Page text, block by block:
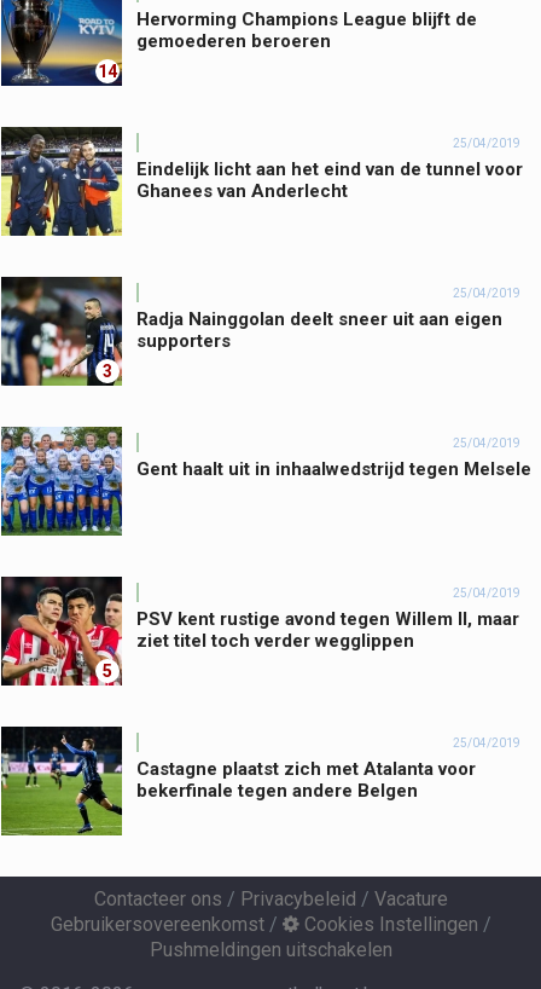
14
Hervorming Champions League blijft de
gemoederen beroeren
25/04/2019
Eindelijk licht aan het eind van de tunnel voor
Ghanees van Anderlecht
3
25/04/2019
Radja Nainggolan deelt sneer uit aan eigen
supporters
25/04/2019
Gent haalt uit in inhaalwedstrijd tegen Melsele
5
25/04/2019
PSV kent rustige avond tegen Willem II, maar
ziet titel toch verder wegglippen
25/04/2019
Castagne plaatst zich met Atalanta voor
bekerfinale tegen andere Belgen
Contacteer ons / Privacybeleid / Vacature
Gebruikersovereenkomst/ Cookies Instellingen /
Pushmeldingen uitschakelen